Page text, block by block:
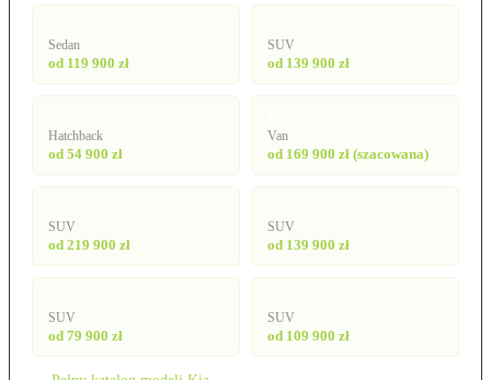
Sedan
od 119 900 zł
SUV
od 139 900 zł
Hatchback
od 54 900 zł
Van
od 169 900 zł (szacowana)
SUV
od 219 900 zł
SUV
od 139 900 zł
SUV
od 79 900 zł
SUV
od 109 900 zł